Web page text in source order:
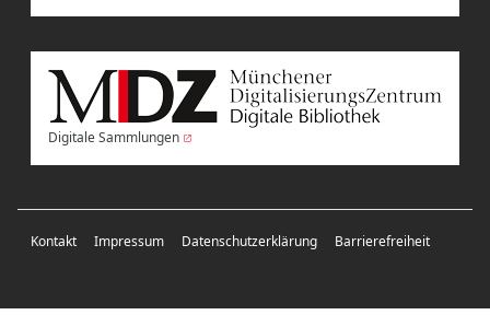
Digitale Sammlungen
Kontakt Impressum Datenschutzerklärung Barrierefreiheit